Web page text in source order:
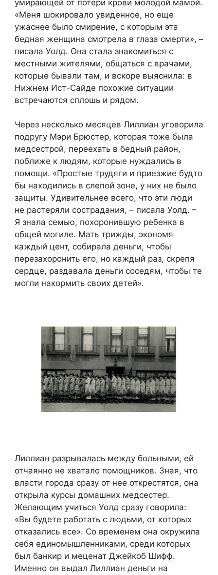
умирающей от потери крови молодой мамой.
«Меня шокировало увиденное, но еще
ужаснее было смирение, с которым эта
бедная женщина смотрела в глаза смерти», –
писала Уолд. Она стала знакомиться с
местными жителями, общаться с врачами,
которые бывали там, и вскоре выяснила: в
Нижнем Ист-Сайде похожие ситуации
встречаются сплошь и рядом.
Через несколько месяцев Лиллиан уговорила
подругу Мэри Брюстер, которая тоже была
медсестрой, переехать в бедный район,
поближе к людям, которые нуждались в
помощи. «Простые трудяги и приезжие будто
бы находились в слепой зоне, у них не было
защиты. Удивительнее всего, что эти люди
не растеряли сострадания, – писала Уолд. –
Я знала семью, похоронившую ребенка в
общей могиле. Мать трижды, экономя
каждый цент, собирала деньги, чтобы
перезахоронить его, но каждый раз, скрепя
сердце, раздавала деньги соседям, чтобы те
могли накормить своих детей».
Лиллиан разрывалась между больными, ей
отчаянно не хватало помощников. Зная, что
власти города сразу от нее открестятся, она
открыла курсы домашних медсестер.
Желающим учиться Уолд сразу говорила:
«Вы будете работать с людьми, от которых
отказались все». Со временем она окружила
себя единомышленниками, среди которых
был банкир и меценат Джейкоб Шифф.
Именно он выдал Лиллиан деньги на